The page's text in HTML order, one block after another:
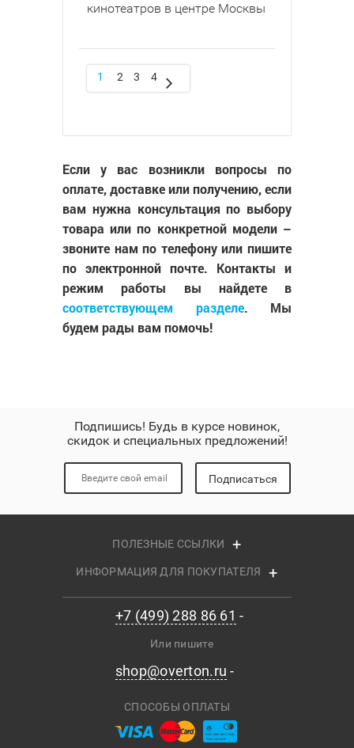
кинотеатров в центре Москвы
1 2 3 4
Если у вас возникли вопросы по
оплате, доставке или получению, если
вам нужна консультация по выбору
товара или по конкретной модели –
звоните нам по телефону или пишите
по электронной почте. Контакты и
режим работы вы найдете в
соответствующем разделе. Мы
будем рады вам помочь!
Подпишись! Будь в курсе новинок,
скидок и специальных предложений!
Подписаться
ПОЛЕЗНЫЕ ССЫЛКИ
ИНФОРМАЦИЯ ДЛЯ ПОКУПАТЕЛЯ
+7 (499) 288 86 61
Или пишите
shop@overton.ru
СПОСОБЫ ОПЛАТЫ